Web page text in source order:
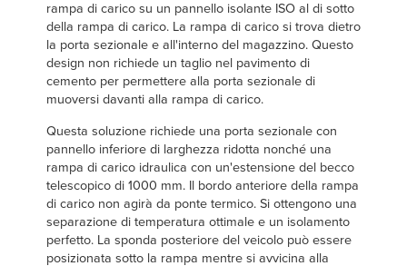
rampa di carico su un pannello isolante ISO al di sotto
della rampa di carico. La rampa di carico si trova dietro
la porta sezionale e all'interno del magazzino. Questo
design non richiede un taglio nel pavimento di
cemento per permettere alla porta sezionale di
muoversi davanti alla rampa di carico.
Questa soluzione richiede una porta sezionale con
pannello inferiore di larghezza ridotta nonché una
rampa di carico idraulica con un'estensione del becco
telescopico di 1000 mm. Il bordo anteriore della rampa
di carico non agirà da ponte termico. Si ottengono una
separazione di temperatura ottimale e un isolamento
perfetto. La sponda posteriore del veicolo può essere
posizionata sotto la rampa mentre si avvicina alla